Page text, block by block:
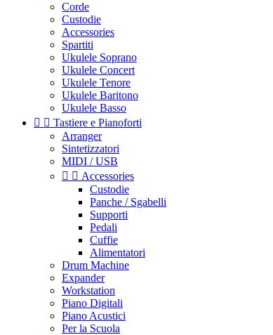
Corde
Custodie
Accessories
Spartiti
Ukulele Soprano
Ukulele Concert
Ukulele Tenore
Ukulele Baritono
Ukulele Basso
  Tastiere e Pianoforti
Arranger
Sintetizzatori
MIDI / USB
  Accessories
Custodie
Panche / Sgabelli
Supporti
Pedali
Cuffie
Alimentatori
Drum Machine
Expander
Workstation
Piano Digitali
Piano Acustici
Per la Scuola